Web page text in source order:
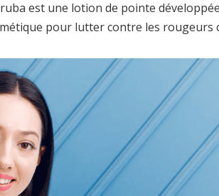
est une lotion de pointe
pour lutter contre les rougeurs